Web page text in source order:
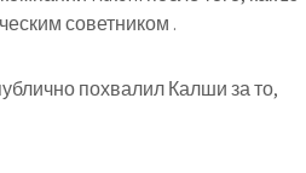
советником .
похвалил Калши за то,